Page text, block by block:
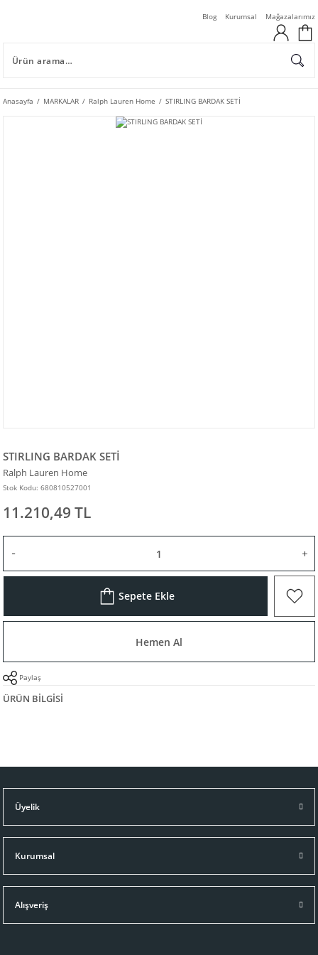
Blog Kurumsal Mağazalarımız
Anasayfa MARKALAR Ralph Lauren Home STIRLING BARDAK SETİ
STIRLING BARDAK SETİ
Ralph Lauren Home
Stok Kodu: 680810527001
11.210,49 TL
Sepete Ekle
Hemen Al
Paylaş
ÜRÜN BILGISI
Üyelik
Kurumsal
Alışveriş